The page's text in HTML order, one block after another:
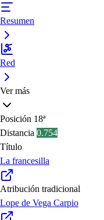
Resumen
Red
Ver más
Posición 18ª
Distancia 0.754
Título
La francesilla
Atribución tradicional
Lope de Vega Carpio